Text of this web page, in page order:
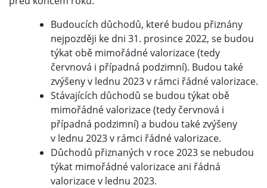
Budoucích důchodů, které budou přiznány
nejpozději ke dni 31. prosince 2022, se budou
týkat obě mimořádné valorizace (tedy
červnová i případná podzimní). Budou také
zvýšeny v lednu 2023 v rámci řádné valorizace.
Stávajících důchodů se budou týkat obě
mimořádné valorizace (tedy červnová i
případná podzimní) a budou také zvýšeny
v lednu 2023 v rámci řádné valorizace.
Důchodů přiznaných v roce 2023 se nebudou
týkat mimořádné valorizace ani řádná
valorizace v lednu 2023.